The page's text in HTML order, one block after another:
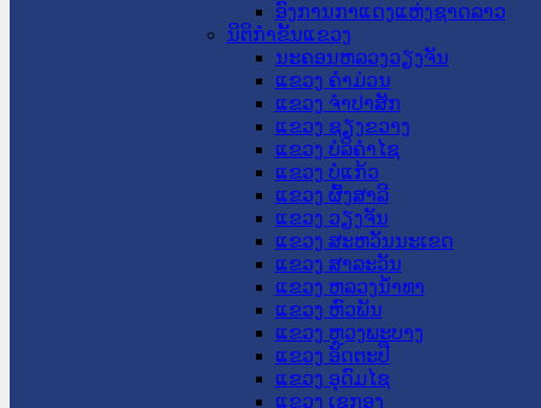
ອົງການກາແດງແຫ່ງຊາດລາວ
ນິຕິກໍາຂັ້ນແຂວງ
ນະ​ຄອນ​ຫລວງວຽງຈັນ
ແຂວງ ຄໍາມ່ວນ
ແຂວງ ຈໍາປາສັກ
ແຂວງ ຊຽງຂວາງ
ແຂວງ ບໍລິຄໍາໄຊ
ແຂວງ ບໍ່ແກ້ວ
ແຂວງ ຜົ້ງສາລີ
ແຂວງ ວຽງຈັນ
ແຂວງ ສະຫວັນນະເຂດ
ແຂວງ ສາລະວັນ
ແຂວງ ຫລວງນໍ້າທາ
ແຂວງ ຫົວພັນ
ແຂວງ ຫຼວງພະບາງ
ແຂວງ ອັດຕະປື
ແຂວງ ອຸດົມໄຊ
ແຂວງ ເຊກອງ